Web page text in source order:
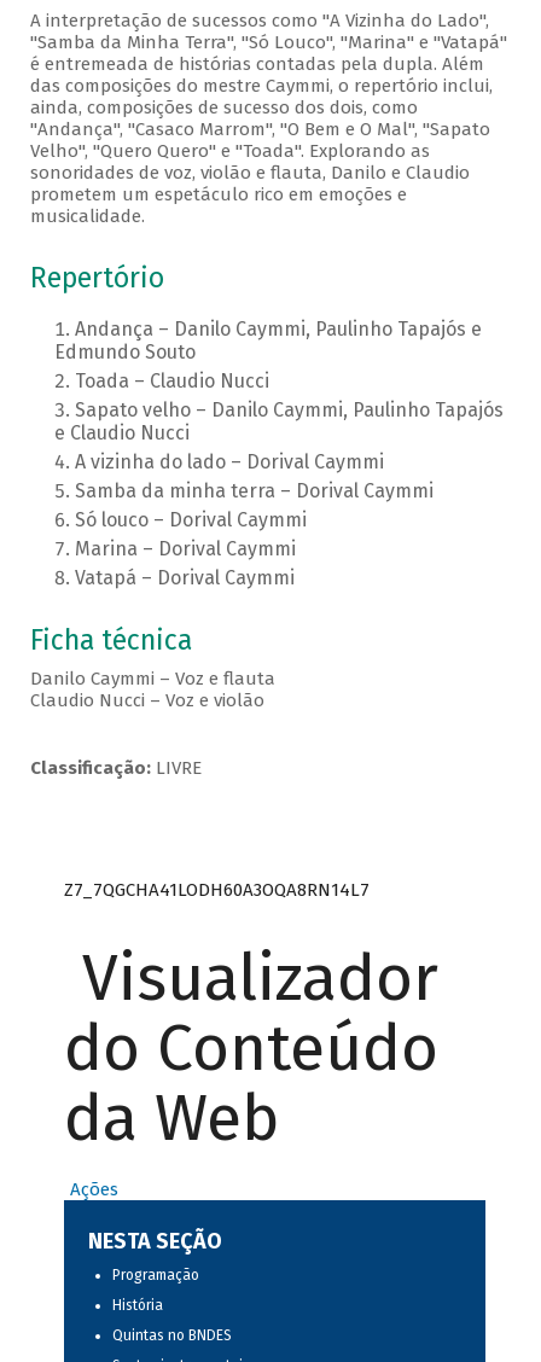
A interpretação de sucessos como "A Vizinha do Lado",
"Samba da Minha Terra", "Só Louco", "Marina" e "Vatapá"
é entremeada de histórias contadas pela dupla. Além
das composições do mestre Caymmi, o repertório inclui,
ainda, composições de sucesso dos dois, como
"Andança", "Casaco Marrom", "O Bem e O Mal", "Sapato
Velho", "Quero Quero" e "Toada". Explorando as
sonoridades de voz, violão e flauta, Danilo e Claudio
prometem um espetáculo rico em emoções e
musicalidade.
Repertório
Andança – Danilo Caymmi, Paulinho Tapajós e
Edmundo Souto
Toada – Claudio Nucci
Sapato velho – Danilo Caymmi, Paulinho Tapajós
e Claudio Nucci
A vizinha do lado – Dorival Caymmi
Samba da minha terra – Dorival Caymmi
Só louco – Dorival Caymmi
Marina – Dorival Caymmi
Vatapá – Dorival Caymmi
Ficha técnica
Danilo Caymmi – Voz e flauta
Claudio Nucci – Voz e violão
Classificação:LIVRE
Z7_7QGCHA41LODH60A3OQA8RN14L7
Visualizador
do Conteúdo
da Web
Ações
NESTA SEÇÃO
Programação
História
Quintas no BNDES